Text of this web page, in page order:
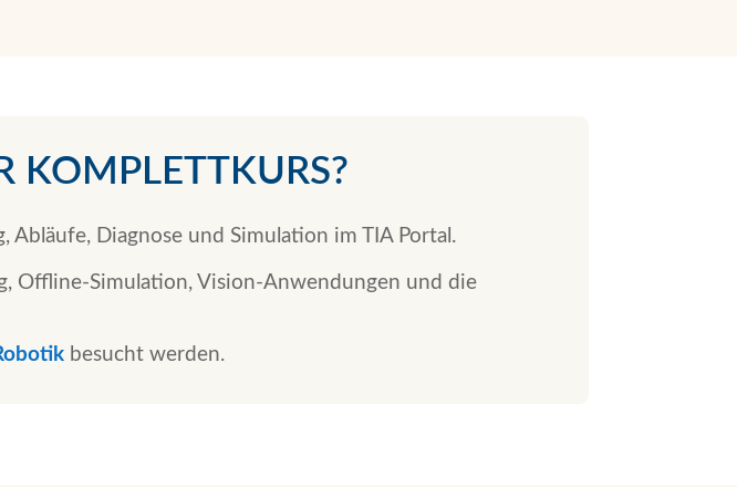
KOMPLETTKURS?
Diagnose und Simulation im TIA Portal.
Offline-Simulation, Vision-Anwendungen und die
besucht werden.